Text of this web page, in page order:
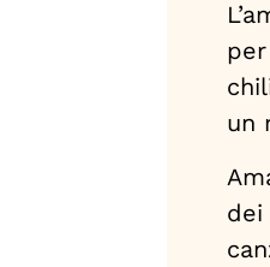
un
dei